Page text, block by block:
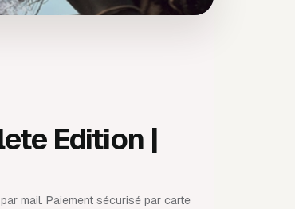
Edition |
mail. Paiement sécurisé par carte